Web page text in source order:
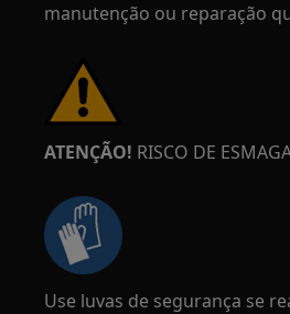
manutenção ou reparação
ATENÇÃO! RISCO DE
Use luvas de segurança se